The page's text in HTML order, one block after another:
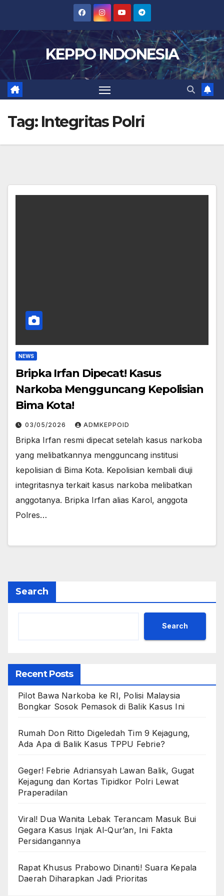
content
KEPPO INDONESIA
Tag: Integritas Polri
NEWS
Bripka Irfan Dipecat! Kasus
Narkoba Mengguncang Kepolisian
Bima Kota!
03/05/2026 ADMKEPPOID
Bripka Irfan resmi dipecat setelah kasus narkoba
yang melibatkannya mengguncang institusi
kepolisian di Bima Kota. Kepolisian kembali diuji
integritasnya terkait kasus narkoba melibatkan
anggotanya. Bripka Irfan alias Karol, anggota
Polres…
Search
Search
Recent Posts
Pilot Bawa Narkoba ke RI, Polisi Malaysia
Bongkar Sosok Pemasok di Balik Kasus Ini
Rumah Don Ritto Digeledah Tim 9 Kejagung,
Ada Apa di Balik Kasus TPPU Febrie?
Geger! Febrie Adriansyah Lawan Balik, Gugat
Kejagung dan Kortas Tipidkor Polri Lewat
Praperadilan
Viral! Dua Wanita Lebak Terancam Masuk Bui
Gegara Kasus Injak Al-Qur’an, Ini Fakta
Persidangannya
Rapat Khusus Prabowo Dinanti! Suara Kepala
Daerah Diharapkan Jadi Prioritas